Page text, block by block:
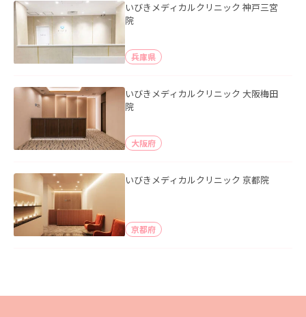
いびきメディカルクリニック 神戸三宮
院
兵庫県
いびきメディカルクリニック 大阪梅田
院
大阪府
いびきメディカルクリニック 京都院
京都府